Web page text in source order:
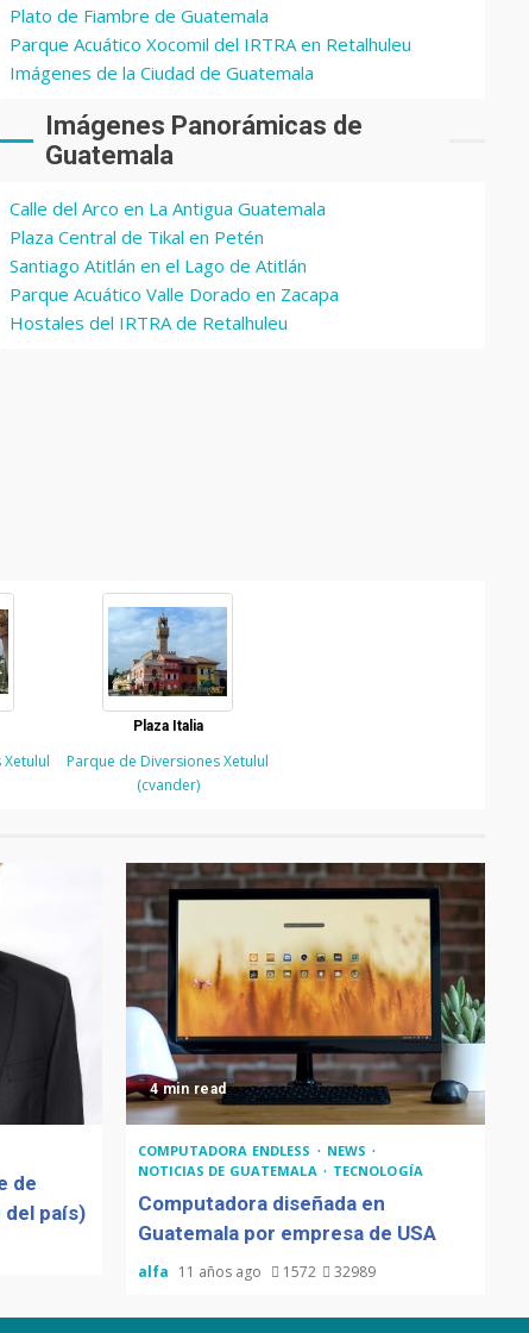
Plato de Fiambre de Guatemala
Parque Acuático Xocomil del IRTRA en Retalhuleu
Imágenes de la Ciudad de Guatemala
Imágenes Panorámicas de
Guatemala
Calle del Arco en La Antigua Guatemala
Plaza Central de Tikal en Petén
Santiago Atitlán en el Lago de Atitlán
Parque Acuático Valle Dorado en Zacapa
Hostales del IRTRA de Retalhuleu
Plaza Italia
Parque de Diversiones Xetulul
(cvander)
de
del país)
4 min read
COMPUTADORA ENDLESS
NEWS
NOTICIAS DE GUATEMALA
TECNOLOGÍA
Computadora diseñada en
Guatemala por empresa de USA
alfa 11 años ago 1572 32989